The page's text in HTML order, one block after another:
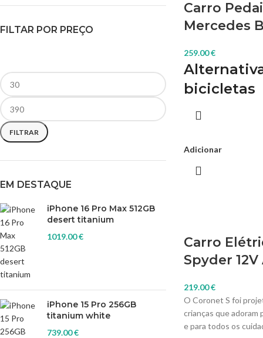
FILTAR POR PREÇO
FILTRAR
EM DESTAQUE
iPhone 16 Pro Max 512GB
desert titanium
1019.00€
iPhone 15 Pro 256GB
titanium white
739.00€
Carro
Mercedes
259.00€
bicicletas
Uma alternativa
se imagina. O kart é
agradável ao ar livre,
caráter
Adicionar
Carro
Spyder
219.00€
O Coronet S foi
crianças que adoram
e para todos os